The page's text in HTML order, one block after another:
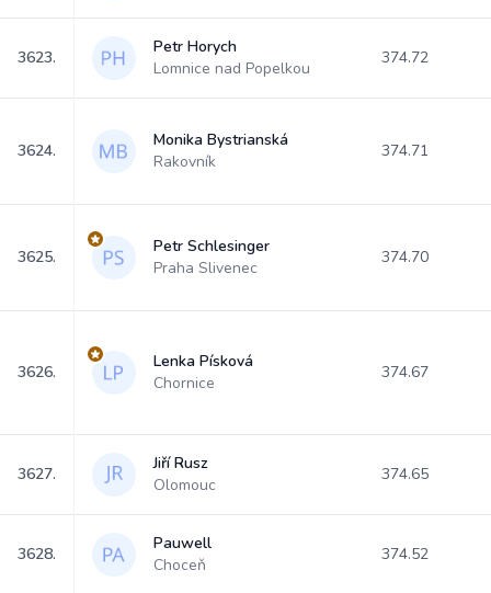
3623.
Petr Horych
Lomnice nad Popelkou
374.72
3624.
Monika Bystrianská
Rakovník
374.71
3625.
Petr Schlesinger
Praha Slivenec
374.70
3626.
Lenka Písková
Chornice
374.67
3627.
Jiří Rusz
Olomouc
374.65
3628.
Pauwell
Choceň
374.52